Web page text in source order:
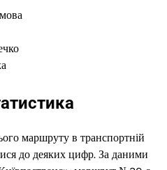
маршруту в транспортній
до деяких цифр. За даними